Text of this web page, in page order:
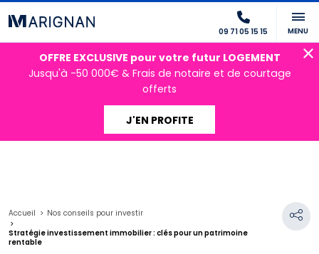
09 71 05 15 15 MENU
OFFRE EXCLUSIVE pour votre futur LOGEMENT
Jusqu'à -50 000€ & Frais de notaire et de courtage
offerts
J'EN PROFITE
Accueil
Nos conseils pour investir
Stratégie investissement immobilier : clés pour un patrimoine
rentable